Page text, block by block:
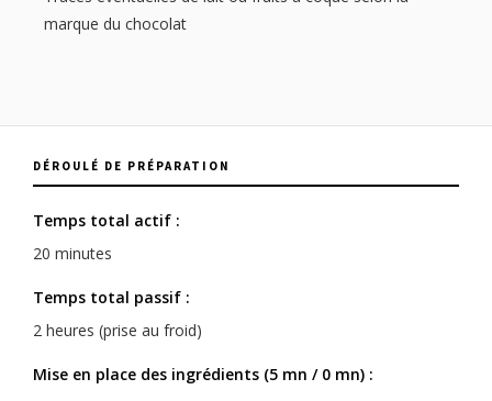
marque du chocolat
DÉROULÉ DE PRÉPARATION
Temps total actif :
20 minutes
Temps total passif :
2 heures (prise au froid)
Mise en place des ingrédients (5 mn / 0 mn) :